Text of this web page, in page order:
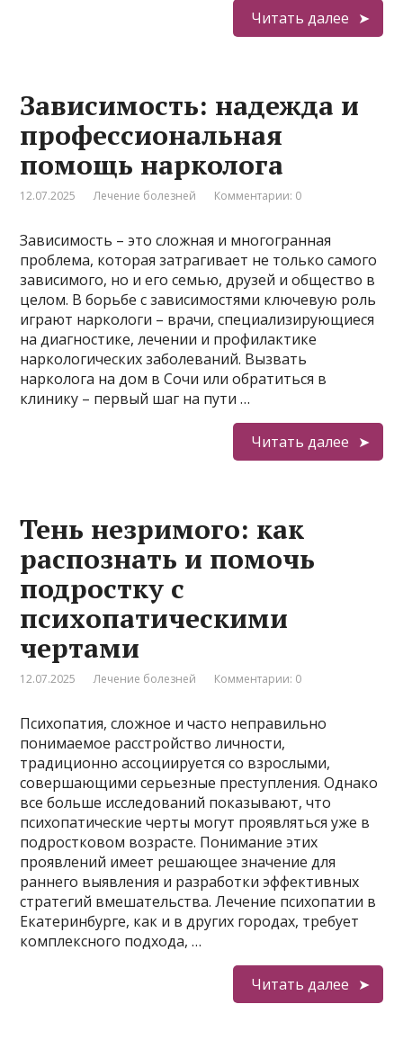
Читать далее
Зависимость: надежда и
профессиональная
помощь нарколога
12.07.2025 Лечение болезней Комментарии: 0
Зависимость – это сложная и многогранная
проблема, которая затрагивает не только самого
зависимого, но и его семью, друзей и общество в
целом. В борьбе с зависимостями ключевую роль
играют наркологи – врачи, специализирующиеся
на диагностике, лечении и профилактике
наркологических заболеваний. Вызвать
нарколога на дом в Сочи или обратиться в
клинику – первый шаг на пути …
Читать далее
Тень незримого: как
распознать и помочь
подростку с
психопатическими
чертами
12.07.2025 Лечение болезней Комментарии: 0
Психопатия, сложное и часто неправильно
понимаемое расстройство личности,
традиционно ассоциируется со взрослыми,
совершающими серьезные преступления. Однако
все больше исследований показывают, что
психопатические черты могут проявляться уже в
подростковом возрасте. Понимание этих
проявлений имеет решающее значение для
раннего выявления и разработки эффективных
стратегий вмешательства. Лечение психопатии в
Екатеринбурге, как и в других городах, требует
комплексного подхода, …
Читать далее